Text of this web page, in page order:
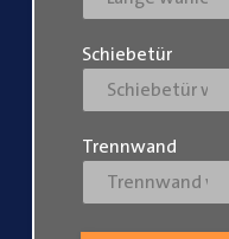
Schiebetür
Trennwand